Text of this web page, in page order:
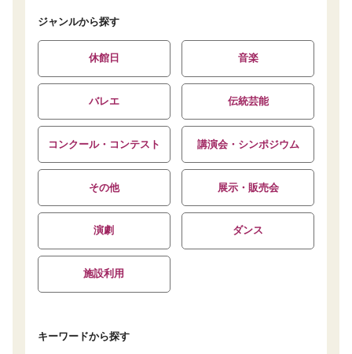
ジャンルから探す
休館日 音楽
バレエ 伝統芸能
コンクール・コンテスト 講演会・シンポジウム
その他 展示・販売会
演劇 ダンス
施設利用
キーワードから探す